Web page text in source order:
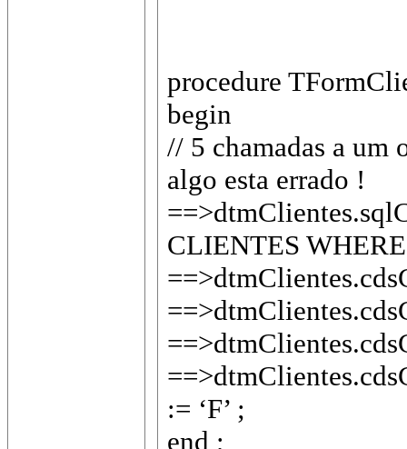
procedure
begin
// 5 chamadas a um
algo esta errado !
CLIENTES
:= ‘F’ ;
end ;